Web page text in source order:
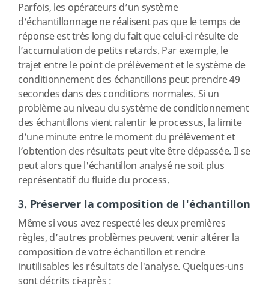
Parfois, les opérateurs d’un système
d'échantillonnage ne réalisent pas que le temps de
réponse est très long du fait que celui-ci résulte de
l’accumulation de petits retards. Par exemple, le
trajet entre le point de prélèvement et le système de
conditionnement des échantillons peut prendre 49
secondes dans des conditions normales. Si un
problème au niveau du système de conditionnement
des échantillons vient ralentir le processus, la limite
d’une minute entre le moment du prélèvement et
l’obtention des résultats peut vite être dépassée. Il se
peut alors que l'échantillon analysé ne soit plus
représentatif du fluide du process.
3. Préserver la composition de l'échantillon
Même si vous avez respecté les deux premières
règles, d’autres problèmes peuvent venir altérer la
composition de votre échantillon et rendre
inutilisables les résultats de l'analyse. Quelques-uns
sont décrits ci-après :